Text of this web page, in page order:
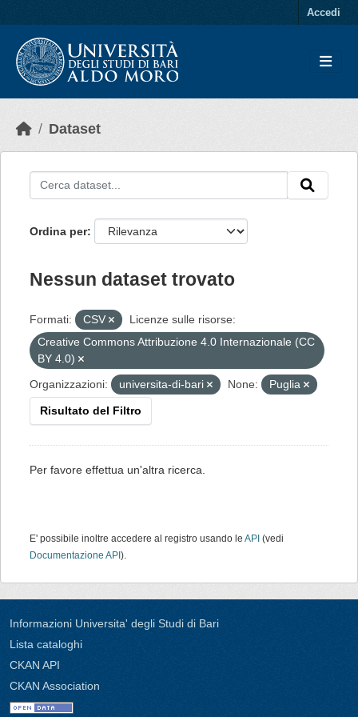
Accedi
Dataset
Ordina per
Nessun dataset trovato
Formati: CSV
Licenze sulle risorse:
Creative Commons Attribuzione 4.0 Internazionale (CC
BY 4.0)
Organizzazioni:
universita-di-bari None: Puglia
Risultato del Filtro
Per favore effettua un'altra ricerca.
E' possibile inoltre accedere al registro usando le API (vedi
Documentazione API ).
Informazioni Universita' degli Studi di Bari
Lista cataloghi
CKAN API
CKAN Association